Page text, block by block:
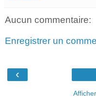
Aucun commentaire:
Enregistrer un
‹